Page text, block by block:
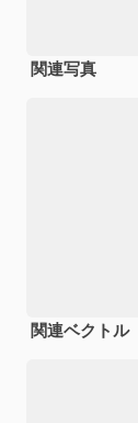
関連写真
関連ベクトル